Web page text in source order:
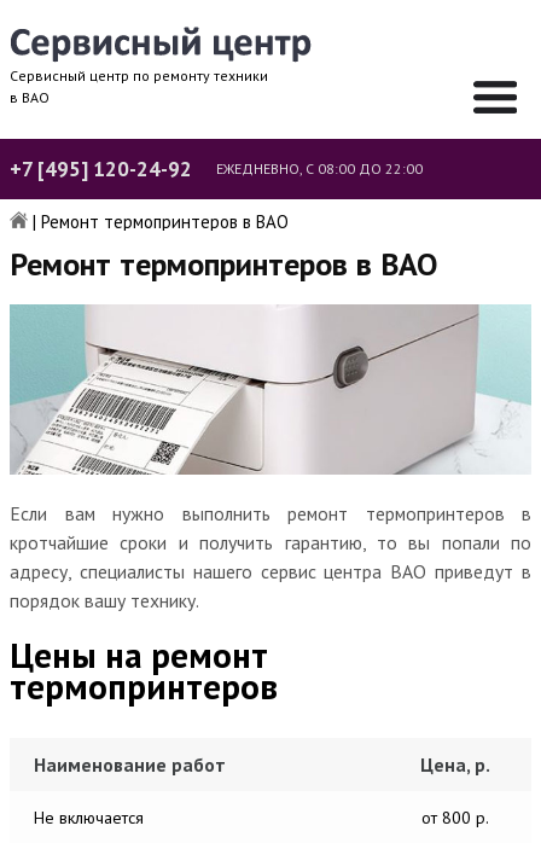
Сервисный центр по ремонту техники
в ВАО
+7 [495] 120-24-92 ЕЖЕДНЕВНО, С 08:00 ДО 22:00
| Ремонт термопринтеров в ВАО
Ремонт термопринтеров в ВАО
Если вам нужно выполнить ремонт термопринтеров в
кротчайшие сроки и получить гарантию, то вы попали по
адресу, специалисты нашего сервис центра ВАО приведут в
порядок вашу технику.
Цены на ремонт
термопринтеров
Наименование работ Цена, р.
Не включается от 800 р.